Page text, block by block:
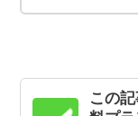
この